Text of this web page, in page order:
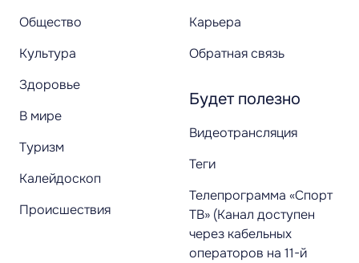
Общество
Культура
Здоровье
В мире
Туризм
Калейдоскоп
Происшествия
Карьера
Обратная связь
Будет полезно
Видеотрансляция
Теги
Телепрограмма «Спорт
ТВ» (Канал доступен
через кабельных
операторов на 11-й